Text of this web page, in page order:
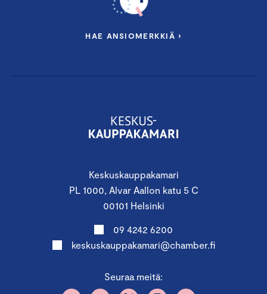
Keskuskauppakamari
PL 1000, Alvar Aallon katu 5 C
00101 Helsinki
09 4242 6200
keskuskauppakamari@chamber.fi
Seuraa meitä:
HAE ANSIOMERKKIÄ ›